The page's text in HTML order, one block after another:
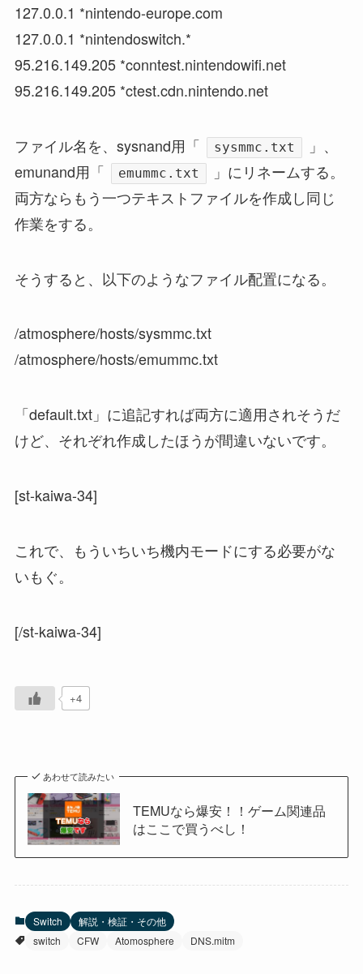
127.0.0.1 *nintendo-europe.com
127.0.0.1 *nintendoswitch.*
95.216.149.205 *conntest.nintendowifi.net
95.216.149.205 *ctest.cdn.nintendo.net
ファイル名を、sysnand用「 sysmmc.txt
」、
emunand用「
emummc.txt
」にリネームする。
両方ならもう一つテキストファイルを作成し同じ
作業をする。
そうすると、以下のようなファイル配置になる。
/atmosphere/hosts/sysmmc.txt
/atmosphere/hosts/emummc.txt
「default.txt」に追記すれば両方に適用されそうだ
けど、それぞれ作成したほうが間違いないです。
[st-kaiwa-34]
これで、もういちいち機内モードにする必要がな
いもぐ。
[/st-kaiwa-34]
+4
あわせて読みたい
TEMUなら爆安！！ゲーム関連品
はここで買うべし！
Switch
解説・検証・その他
switch
CFW Atomosphere DNS.mitm